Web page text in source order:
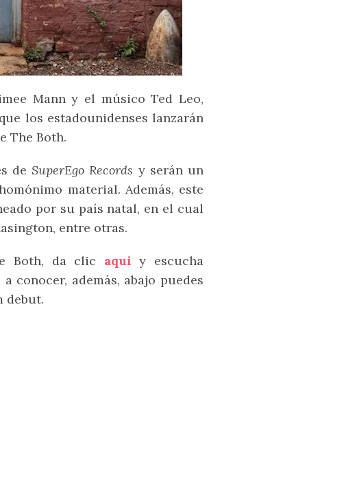
Mann y el músico Ted Leo,
los estadounidenses lanzarán
The Both.
deSuperEgo Records y serán un
material. Además, este
por su país natal, en el cual
entre otras.
Both, da clic aquí y escucha
conocer, además, abajo puedes
debut.